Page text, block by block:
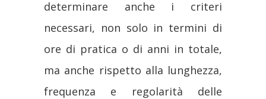
determinare anche i criteri
necessari, non solo in termini di
ore di pratica o di anni in totale,
ma anche rispetto alla lunghezza,
frequenza e regolarità delle